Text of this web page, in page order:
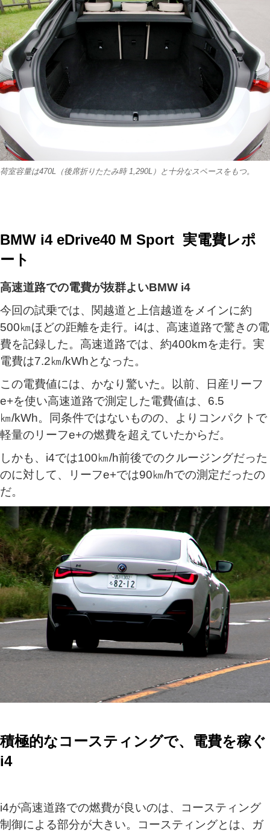
荷室容量は470L（後席折りたたみ時 1,290L）と十分なスペースをもつ。
BMW i4 eDrive40 M Sport 実電費レポ
ート
高速道路での電費が抜群よいBMW i4
今回の試乗では、関越道と上信越道をメインに約
500㎞ほどの距離を走行。i4は、高速道路で驚きの電
費を記録した。高速道路では、約400kmを走行。実
電費は7.2㎞/kWhとなった。
この電費値には、かなり驚いた。以前、日産リーフ
e+を使い高速道路で測定した電費値は、6.5
㎞/kWh。同条件ではないものの、よりコンパクトで
軽量のリーフe+の燃費を超えていたからだ。
しかも、i4では100㎞/h前後でのクルージングだった
のに対して、リーフe+では90㎞/hでの測定だったの
だ。
積極的なコースティングで、電費を稼ぐ
i4
i4が高速道路での燃費が良いのは、コースティング
制御による部分が大きい。コースティングとは、ガ